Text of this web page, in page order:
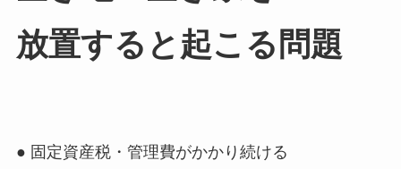
放置すると​起こる​問題
● 固定資産税・管理費がかかり続ける